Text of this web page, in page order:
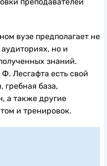
вузе предполагает не
но и
знаний.
Лесгафта есть свой
гребная база,
а также другие
и тренировок.